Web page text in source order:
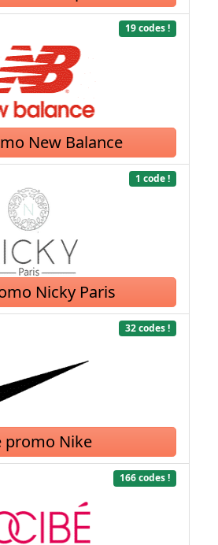
19 codes !
New Balance
1 code !
Nicky Paris
32 codes !
promo Nike
166 codes !